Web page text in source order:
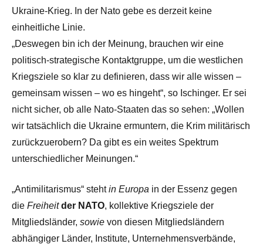
Ukraine-Krieg. In der Nato gebe es derzeit keine
einheitliche Linie.
„Deswegen bin ich der Meinung, brauchen wir eine
politisch-strategische Kontaktgruppe, um die westlichen
Kriegsziele so klar zu definieren, dass wir alle wissen –
gemeinsam wissen – wo es hingeht“, so Ischinger. Er sei
nicht sicher, ob alle Nato-Staaten das so sehen: „Wollen
wir tatsächlich die Ukraine ermuntern, die Krim militärisch
zurückzuerobern? Da gibt es ein weites Spektrum
unterschiedlicher Meinungen.“
„Antimilitarismus“ stehtin Europa in der Essenz gegen
die Freiheit der NATO, kollektive Kriegsziele der
Mitgliedsländer, sowie von diesen Mitgliedsländern
abhängiger Länder, Institute, Unternehmensverbände,